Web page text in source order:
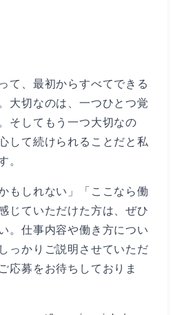
て、最初からすべてできる
大切なのは、一つひとつ覚
そしてもう一つ大切なの
して続けられることだと私
。
もしれない」「ここなら働
じていただけた方は、ぜひ
。仕事内容や働き方につい
っかりご説明させていただ
応募をお待ちしておりま